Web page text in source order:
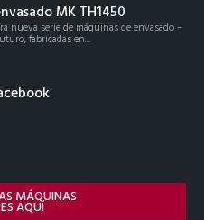
MK TH1450
nueva serie de máquinas de envasado –
fabricadas en...
MÁQUINAS
AQUÍ